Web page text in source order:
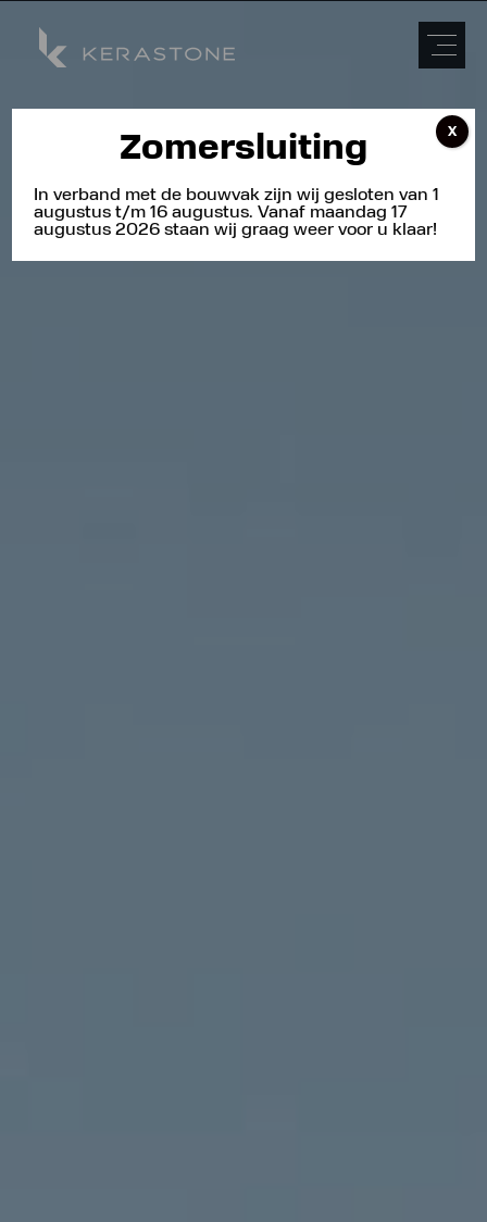
Zomersluiting
In verband met de bouwvak zijn wij gesloten van 1
augustus t/m 16 augustus. Vanaf maandag 17
augustus 2026 staan wij graag weer voor u klaar!
X